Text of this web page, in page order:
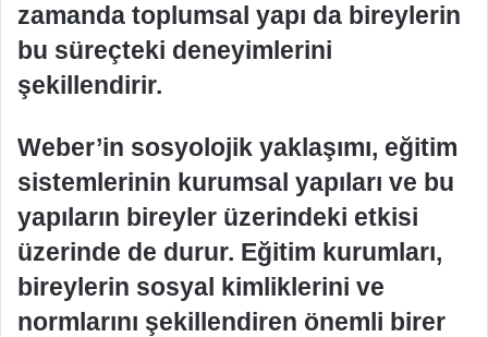
zamanda toplumsal yapı da bireylerin
bu süreçteki deneyimlerini
şekillendirir.
Weber’in sosyolojik yaklaşımı, eğitim
sistemlerinin kurumsal yapıları ve bu
yapıların bireyler üzerindeki etkisi
üzerinde de durur. Eğitim kurumları,
bireylerin sosyal kimliklerini ve
normlarını şekillendiren önemli birer